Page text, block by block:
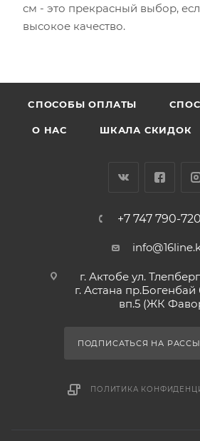
см - это прекрасный выбор,
высокое качество.
CПОСОБЫ ОПЛАТЫ
О НАС ШКАЛА СКИДОК
+7 747 790-
г. Актобе ул.
г. Астана пр.Богенбай
вп.5 (ЖК
ПОДПИСАТЬСЯ НА
ПОЛИТИКА